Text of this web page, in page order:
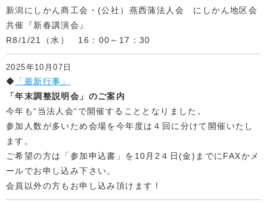
新潟にしかん商工会・(公社）燕西蒲法人会 にしかん地区会
共催『新春講演会』
R8/1/21（水） 16：00～17：30
2025年10月07日
◆ 「最新行事」
「年末調整説明会」のご案内
今年も“当法人会“で開催することとなりました。
参加人数が多いため会場を今年度は４回に分けて開催いたし
ます。
ご希望の方は「参加申込書」を10月2４日(金)までにFAXかメ
ールでお申し込み下さい。
会員以外の方もお申し込み頂けます！